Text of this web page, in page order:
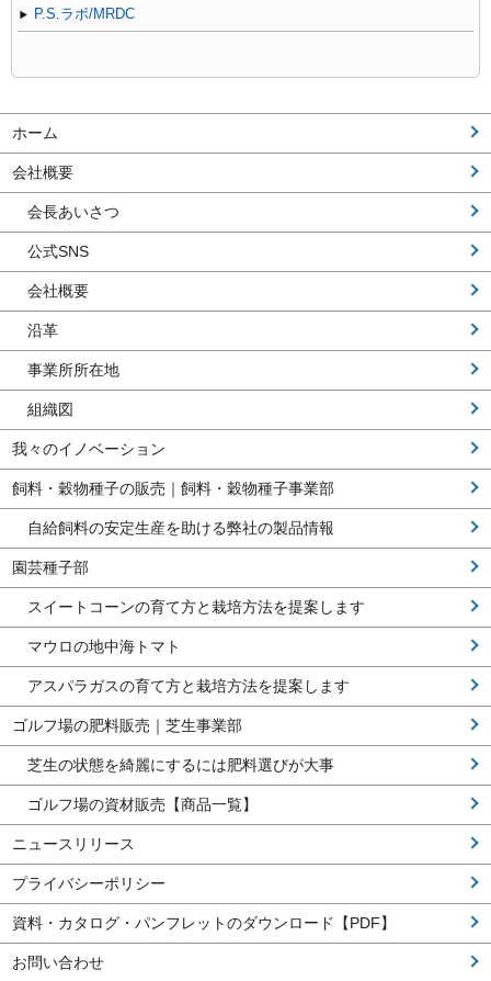
P.S.ラボ/MRDC
ホーム
会社概要
会長あいさつ
公式SNS
会社概要
沿革
事業所所在地
組織図
我々のイノベーション
飼料・穀物種子の販売｜飼料・穀物種子事業部
自給飼料の安定生産を助ける弊社の製品情報
園芸種子部
スイートコーンの育て方と栽培方法を提案します
マウロの地中海トマト
アスパラガスの育て方と栽培方法を提案します
ゴルフ場の肥料販売｜芝生事業部
芝生の状態を綺麗にするには肥料選びが大事
ゴルフ場の資材販売【商品一覧】
ニュースリリース
プライバシーポリシー
資料・カタログ・パンフレットのダウンロード【PDF】
お問い合わせ